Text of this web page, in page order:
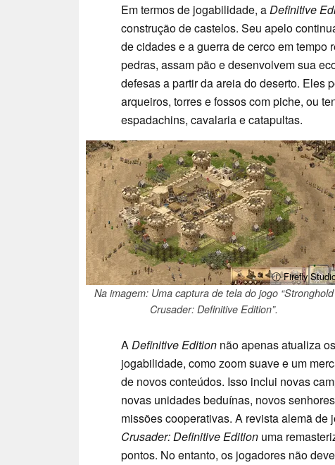
Em termos de jogabilidade, aDefinitive
construção de castelos. Seu apelo
de cidades e a guerra de cerco em tempo
pedras, assam pão e desenvolvem sua
defesas a partir da areia do deserto. Eles
arqueiros, torres e fossos com piche, ou
espadachins, cavalaria e catapultas.
ⓘ Firefly
Na imagem: Uma captura de tela do jogo “Stronghold
Crusader: Definitive Edition”.
ADefinitive Edition não apenas atualiza
jogabilidade, como zoom suave e um
de novos conteúdos. Isso inclui novas
novas unidades beduínas, novos
missões cooperativas. A revista alemã de
Crusader: Definitive Edition uma
pontos. No entanto, os jogadores não